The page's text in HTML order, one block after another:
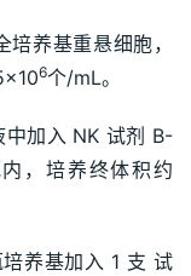
养基重悬细胞，
6个/mL。
中加入 NK 试剂 B-
，培养终体积约
养基加入 1 支 试